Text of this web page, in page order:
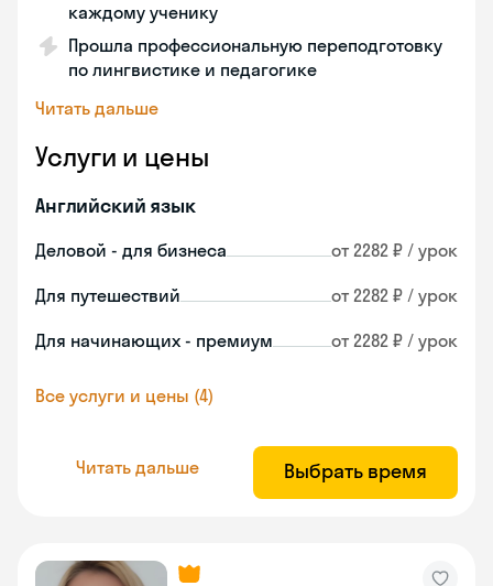
каждому ученику
Прошла профессиональную переподготовку
по лингвистике и педагогике
Читать дальше
Услуги и цены
Английский язык
Деловой - для бизнеса от 2282 ₽ / урок
Для путешествий от 2282 ₽ / урок
Для начинающих - премиум от 2282 ₽ / урок
Все услуги и цены (4)
Читать дальше Выбрать время